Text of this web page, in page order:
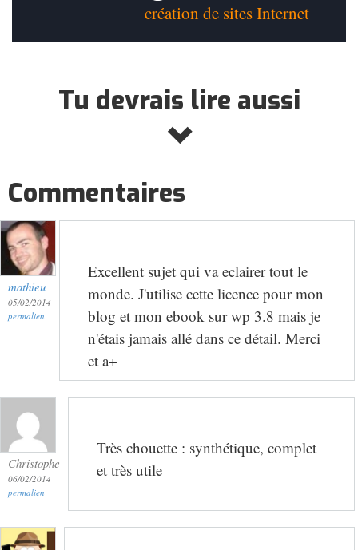
création de sites Internet
Tu devrais lire aussi
Commentaires
mathieu
05/02/2014
permalien
Excellent sujet qui va eclairer tout le
monde. J'utilise cette licence pour mon
blog et mon ebook sur wp 3.8 mais je
n'étais jamais allé dans ce détail. Merci
et a+
Christophe
06/02/2014
permalien
Très chouette : synthétique, complet
et très utile